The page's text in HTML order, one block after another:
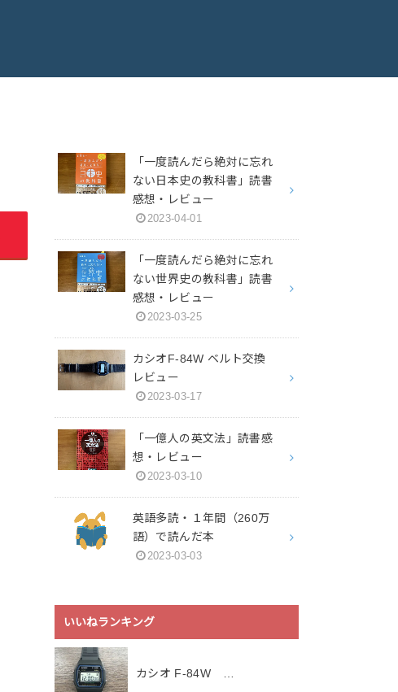
「一度読んだら絶対に忘れ
ない日本史の教科書」読書
感想・レビュー
2023-04-01
「一度読んだら絶対に忘れ
ない世界史の教科書」読書
感想・レビュー
2023-03-25
カシオF-84W ベルト交換
レビュー
2023-03-17
「一億人の英文法」読書感
想・レビュー
2023-03-10
英語多読・１年間（260万
語）で読んだ本
2023-03-03
いいねランキング
カシオ F-84W …